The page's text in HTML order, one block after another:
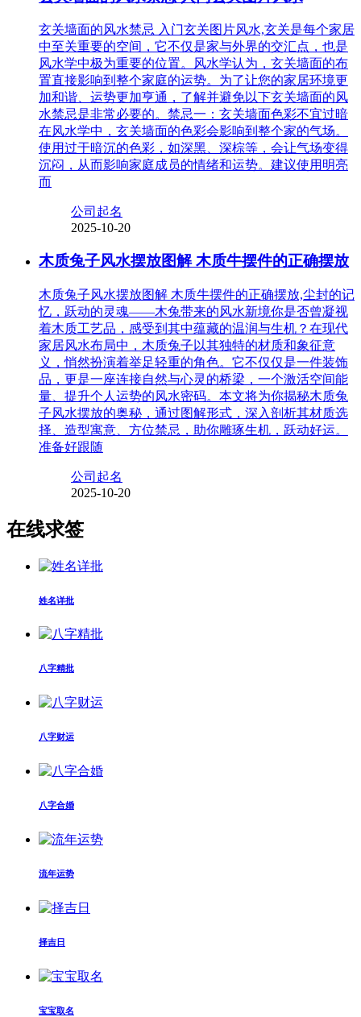
玄关墙面的风水禁忌 入门玄关图片风水,玄关是每个家居
中至关重要的空间，它不仅是家与外界的交汇点，也是
风水学中极为重要的位置。风水学认为，玄关墙面的布
置直接影响到整个家庭的运势。为了让您的家居环境更
加和谐、运势更加亨通，了解并避免以下玄关墙面的风
水禁忌是非常必要的。禁忌一：玄关墙面色彩不宜过暗
在风水学中，玄关墙面的色彩会影响到整个家的气场。
使用过于暗沉的色彩，如深黑、深棕等，会让气场变得
沉闷，从而影响家庭成员的情绪和运势。建议使用明亮
而
公司起名
2025-10-20
木质兔子风水摆放图解 木质牛摆件的正确摆放
木质兔子风水摆放图解 木质牛摆件的正确摆放,尘封的记
忆，跃动的灵魂——木兔带来的风水新境你是否曾凝视
着木质工艺品，感受到其中蕴藏的温润与生机？在现代
家居风水布局中，木质兔子以其独特的材质和象征意
义，悄然扮演着举足轻重的角色。它不仅仅是一件装饰
品，更是一座连接自然与心灵的桥梁，一个激活空间能
量、提升个人运势的风水密码。本文将为你揭秘木质兔
子风水摆放的奥秘，通过图解形式，深入剖析其材质选
择、造型寓意、方位禁忌，助你雕琢生机，跃动好运。
准备好跟随
公司起名
2025-10-20
在线求签
姓名详批
八字精批
八字财运
八字合婚
流年运势
择吉日
宝宝取名